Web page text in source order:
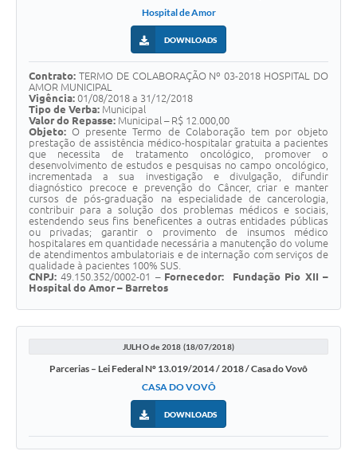
Hospital de Amor
DOWNLOADS
Contrato: TERMO DE COLABORAÇÃO Nº 03-2018 HOSPITAL DO
AMOR MUNICIPAL
Vigência: 01/08/2018 a 31/12/2018
Tipo de Verba: Municipal
Valor do Repasse: Municipal – R$ 12.000,00
Objeto: O presente Termo de Colaboração tem por objeto
prestação de assistência médico-hospitalar gratuita a pacientes
que necessita de tratamento oncológico, promover o
desenvolvimento de estudos e pesquisas no campo oncológico,
incrementada a sua investigação e divulgação, difundir
diagnóstico precoce e prevenção do Câncer, criar e manter
cursos de pós-graduação na especialidade de cancerologia,
contribuir para a solução dos problemas médicos e sociais,
estendendo seus fins beneficentes a outras entidades públicas
ou privadas; garantir o provimento de insumos médico
hospitalares em quantidade necessária a manutenção do volume
de atendimentos ambulatoriais e de internação com serviços de
qualidade à pacientes 100% SUS.
CNPJ: 49.150.352/0002-01 – Fornecedor:
Fundação Pio XII –
Hospital do Amor – Barretos
JULHO de 2018 (18/07/2018)
Parcerias – Lei Federal Nº 13.019/2014 / 2018 / Casa do Vovô
CASA DO VOVÔ
DOWNLOADS